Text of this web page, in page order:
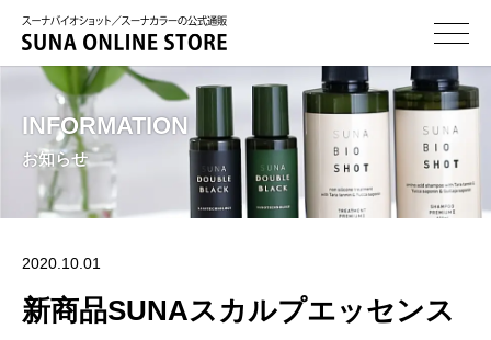
INFORMATION
お知らせ
2020.10.01
新商品SUNAスカルプエッセンス